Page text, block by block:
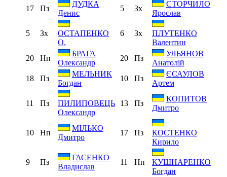
17 Пз
ДУДКА
Денис
5 Зх
СТОРЧИЛО
Ярослав
5 Зх
ОСТАПЕНКО
О.
6 Зх
ПЛУТЕНКО
Валентин
20
Нп
БРАГА
Олександр
20 Пз
УЛЬЯНОВ
Анатолій
18
Пз
МЕЛЬНИК
Богдан
10 Пз
ЄСАУЛОВ
Артем
11 Пз
ПИЛИПОВЕЦЬ
Олександр
13 Пз
КОПИТОВ
Дмитро
10 Нп
МІЛЬКО
Дмитро
17 Пз
КОСТЕНКО
Кирило
9 Пз
ГАСЕНКО
Владислав
11 Нп
КУШНАРЕНКО
Богдан